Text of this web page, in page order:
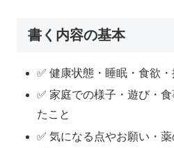
書く内容の基本
✅ 健康状態・睡眠・食欲
✅ 家庭での様子・遊び・
たこと
✅ 気になる点やお願い・